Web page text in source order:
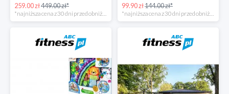
259.00 zł449.00 zł*
*najniższa cena z 30 dni przed obniżką
99.90 zł144.00 zł*
*najniższa cena z 30 dni przed obniżką